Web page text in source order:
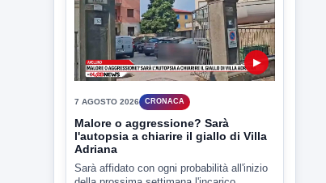
▶
Ponte Valentino,21enne indagato:
ipotesi duplice omicidio stradale
Incidente mortale a Ponte Valentino,
indagato il 21enne alla guida...